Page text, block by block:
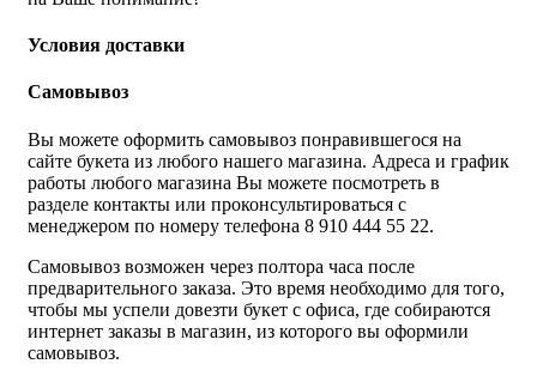
Условия доставки
Самовывоз
Вы можете оформить самовывоз понравившегося на
сайте букета из любого нашего магазина. Адреса и график
работы любого магазина Вы можете посмотреть в
разделе контакты или проконсультироваться с
менеджером по номеру телефона 8 910 444 55 22.
Самовывоз возможен через полтора часа после
предварительного заказа. Это время необходимо для того,
чтобы мы успели довезти букет с офиса, где собираются
интернет заказы в магазин, из которого вы оформили
самовывоз.